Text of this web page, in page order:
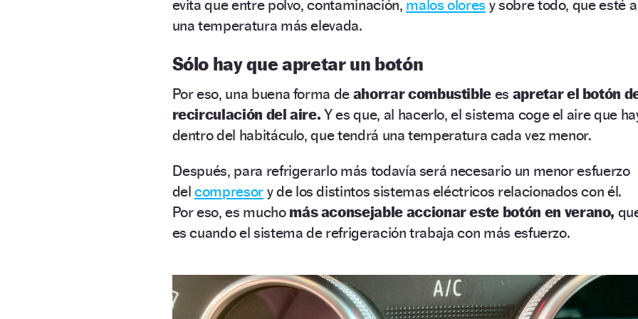
evita que entre polvo, contaminación, malos olores y sobre todo, que esté a
una temperatura más elevada.
Sólo hay que apretar un botón
Por eso, una buena forma de ahorrar combustible es apretar el botón
recirculación del aire. Y es que, al hacerlo, el sistema coge el aire que
dentro del habitáculo, que tendrá una temperatura cada vez menor.
Después, para refrigerarlo más todavía será necesario un menor esfuerzo
delcompresory de los distintos sistemas eléctricos relacionados con él.
Por eso, es mucho más aconsejable accionar este botón en verano,
es cuando el sistema de refrigeración trabaja con más esfuerzo.